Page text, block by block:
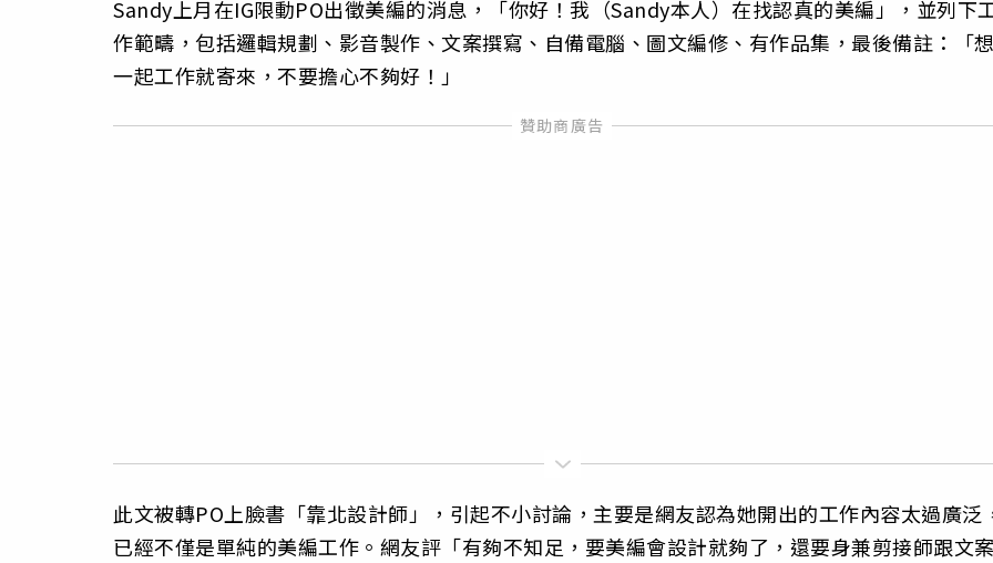
Sandy上月在IG限動PO出徵美編的消息，「你好！我（Sandy本人）在找認真的美編」，並列下
作範疇，包括邏輯規劃、影音製作、文案撰寫、自備電腦、圖文編修、有作品集，最後備註：「
一起工作就寄來，不要擔心不夠好！」
此文被轉PO上臉書「靠北設計師」，引起不小討論，主要是網友認為她開出的工作內容太過廣泛
已經不僅是單純的美編工作。網友評「有夠不知足，要美編會設計就夠了，還要身兼剪接師跟文